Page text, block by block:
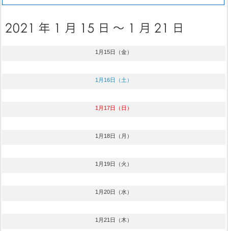
1月15日（金）
1月16日（土）
1月17日（日）
1月18日（月）
1月19日（火）
1月20日（水）
1月21日（木）